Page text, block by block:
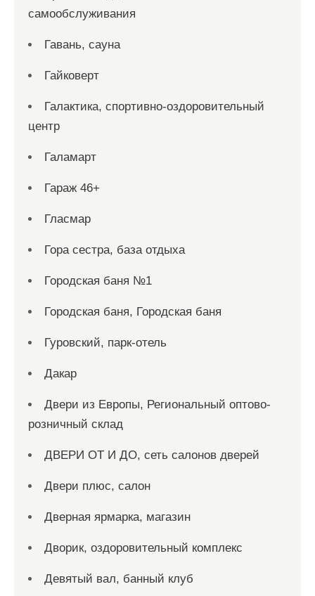
самообслуживания
Гавань, сауна
Гайковерт
Галактика, спортивно-оздоровительный
центр
Галамарт
Гараж 46+
Гласмар
Гора сестра, база отдыха
Городская баня №1
Городская баня, Городская баня
Гуровский, парк-отель
Дакар
Двери из Европы, Региональный оптово-
розничный склад
ДВЕРИ ОТ И ДО, сеть салонов дверей
Двери плюс, салон
Дверная ярмарка, магазин
Дворик, оздоровительный комплекс
Девятый вал, банный клуб